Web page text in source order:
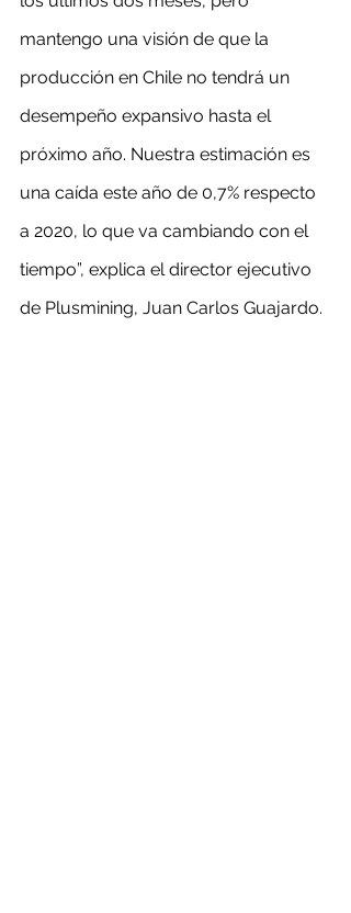
mantengo una visión de que la
producción en Chile no tendrá un
desempeño expansivo hasta el
próximo año. Nuestra estimación es
una caída este año de 0,7% respecto
a 2020, lo que va cambiando con el
tiempo”, explica el director ejecutivo
de Plusmining, Juan Carlos Guajardo.